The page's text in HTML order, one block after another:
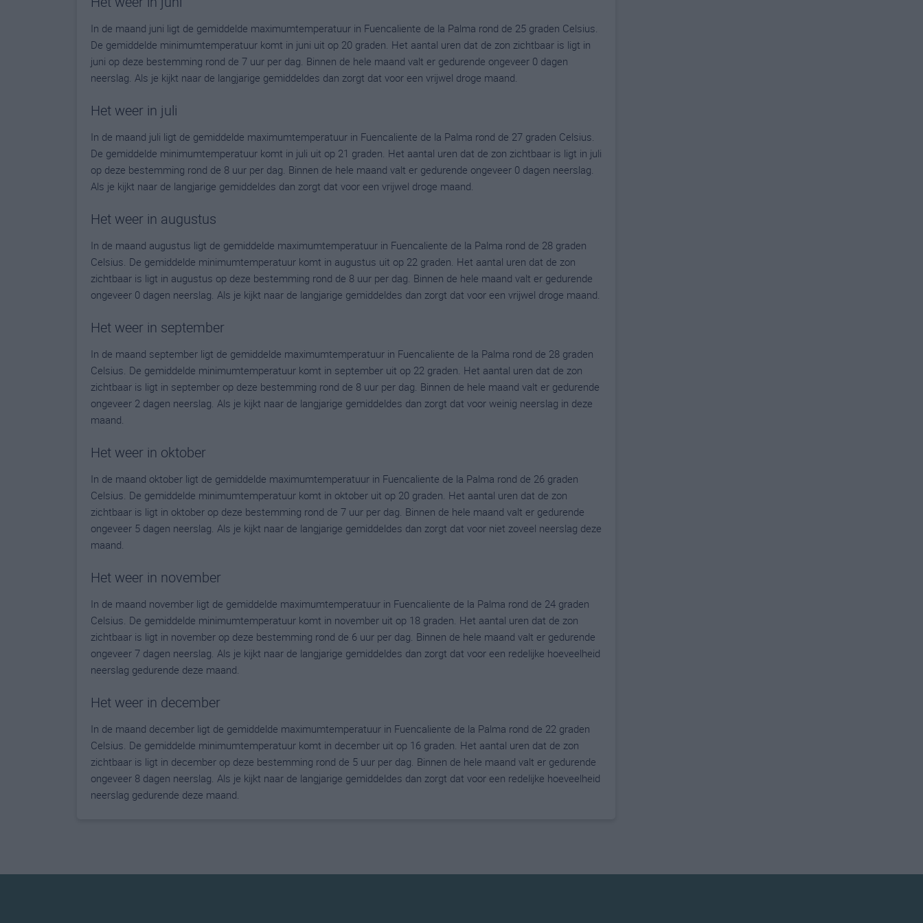
In de maand juni ligt de gemiddelde maximumtemperatuur in Fuencaliente de la Palma rond de 25 graden Celsius.
De gemiddelde minimumtemperatuur komt in juni uit op 20 graden. Het aantal uren dat de zon zichtbaar is ligt in
juni op deze bestemming rond de 7 uur per dag. Binnen de hele maand valt er gedurende ongeveer 0 dagen
neerslag. Als je kijkt naar de langjarige gemiddeldes dan zorgt dat voor een vrijwel droge maand.
Het weer in juli
In de maand juli ligt de gemiddelde maximumtemperatuur in Fuencaliente de la Palma rond de 27 graden Celsius.
De gemiddelde minimumtemperatuur komt in juli uit op 21 graden. Het aantal uren dat de zon zichtbaar is ligt in juli
op deze bestemming rond de 8 uur per dag. Binnen de hele maand valt er gedurende ongeveer 0 dagen neerslag.
Als je kijkt naar de langjarige gemiddeldes dan zorgt dat voor een vrijwel droge maand.
Het weer in augustus
In de maand augustus ligt de gemiddelde maximumtemperatuur in Fuencaliente de la Palma rond de 28 graden
Celsius. De gemiddelde minimumtemperatuur komt in augustus uit op 22 graden. Het aantal uren dat de zon
zichtbaar is ligt in augustus op deze bestemming rond de 8 uur per dag. Binnen de hele maand valt er gedurende
ongeveer 0 dagen neerslag. Als je kijkt naar de langjarige gemiddeldes dan zorgt dat voor een vrijwel droge maand.
Het weer in september
In de maand september ligt de gemiddelde maximumtemperatuur in Fuencaliente de la Palma rond de 28 graden
Celsius. De gemiddelde minimumtemperatuur komt in september uit op 22 graden. Het aantal uren dat de zon
zichtbaar is ligt in september op deze bestemming rond de 8 uur per dag. Binnen de hele maand valt er gedurende
ongeveer 2 dagen neerslag. Als je kijkt naar de langjarige gemiddeldes dan zorgt dat voor weinig neerslag in deze
maand.
Het weer in oktober
In de maand oktober ligt de gemiddelde maximumtemperatuur in Fuencaliente de la Palma rond de 26 graden
Celsius. De gemiddelde minimumtemperatuur komt in oktober uit op 20 graden. Het aantal uren dat de zon
zichtbaar is ligt in oktober op deze bestemming rond de 7 uur per dag. Binnen de hele maand valt er gedurende
ongeveer 5 dagen neerslag. Als je kijkt naar de langjarige gemiddeldes dan zorgt dat voor niet zoveel neerslag deze
maand.
Het weer in november
In de maand november ligt de gemiddelde maximumtemperatuur in Fuencaliente de la Palma rond de 24 graden
Celsius. De gemiddelde minimumtemperatuur komt in november uit op 18 graden. Het aantal uren dat de zon
zichtbaar is ligt in november op deze bestemming rond de 6 uur per dag. Binnen de hele maand valt er gedurende
ongeveer 7 dagen neerslag. Als je kijkt naar de langjarige gemiddeldes dan zorgt dat voor een redelijke hoeveelheid
neerslag gedurende deze maand.
Het weer in december
In de maand december ligt de gemiddelde maximumtemperatuur in Fuencaliente de la Palma rond de 22 graden
Celsius. De gemiddelde minimumtemperatuur komt in december uit op 16 graden. Het aantal uren dat de zon
zichtbaar is ligt in december op deze bestemming rond de 5 uur per dag. Binnen de hele maand valt er gedurende
ongeveer 8 dagen neerslag. Als je kijkt naar de langjarige gemiddeldes dan zorgt dat voor een redelijke hoeveelheid
neerslag gedurende deze maand.